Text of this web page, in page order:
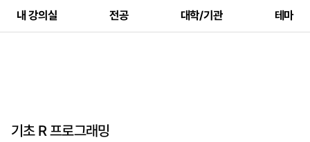
내 강의실 전공 대학/기관 테마
기초 R 프로그래밍